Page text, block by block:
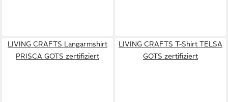
LIVING CRAFTS Langarmshirt
PRISCA GOTS zertifiziert
LIVING CRAFTS T-Shirt TELSA
GOTS zertifiziert